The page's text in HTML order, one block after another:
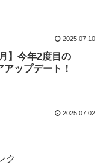
2025.07.10
】今年2度目の
ップデート！
2025.07.02
ク